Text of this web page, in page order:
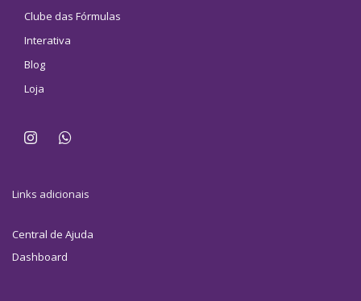
Clube das Fórmulas
Interativa
Blog
Loja
Links adicionais
Central de Ajuda
Dashboard